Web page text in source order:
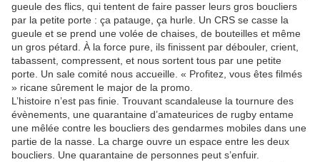
gueule des flics, qui tentent de faire passer leurs gros boucliers
par la petite porte : ça patauge, ça hurle. Un CRS se casse la
gueule et se prend une volée de chaises, de bouteilles et même
un gros pétard. À la force pure, ils finissent par débouler, crient,
tabassent, compressent, et nous sortent tous par une petite
porte. Un sale comité nous accueille. « Profitez, vous êtes filmés
» ricane sûrement le major de la promo.
L’histoire n’est pas finie. Trouvant scandaleuse la tournure des
évènements, une quarantaine d’amateurices de rugby entame
une mêlée contre les boucliers des gendarmes mobiles dans une
partie de la nasse. La charge ouvre un espace entre les deux
boucliers. Une quarantaine de personnes peut s’enfuir.